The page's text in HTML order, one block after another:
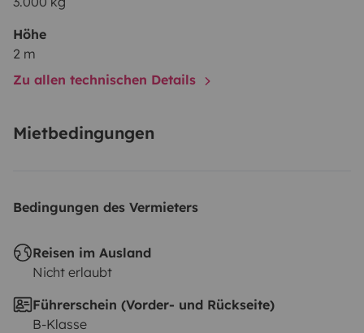
Höhe
2 m
Zu allen technischen Details
Mietbedingungen
Bedingungen des Vermieters
Reisen im Ausland
Nicht erlaubt
Führerschein (Vorder- und Rückseite)
B-Klasse